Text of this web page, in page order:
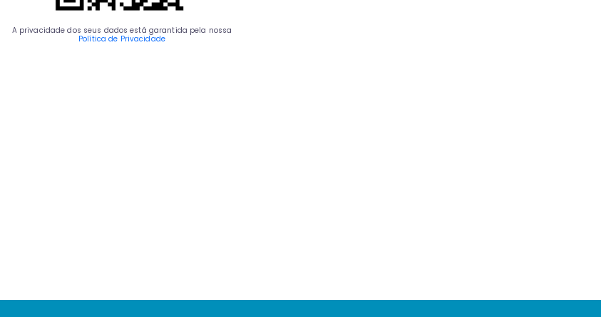
A privacidade dos seus dados está garantida pela nossa
Política de Privacidade